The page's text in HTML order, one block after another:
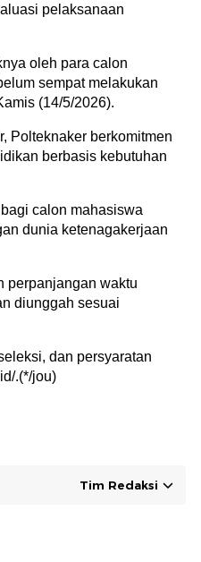
pelaksanaan
oleh para calon
sempat melakukan
(14/5/2026).
Polteknaker berkomitmen
berbasis kebutuhan
calon mahasiswa
dunia ketenagakerjaan
perpanjangan waktu
diunggah sesuai
dan persyaratan
⁠.(*/jou)
Tim Redaksi